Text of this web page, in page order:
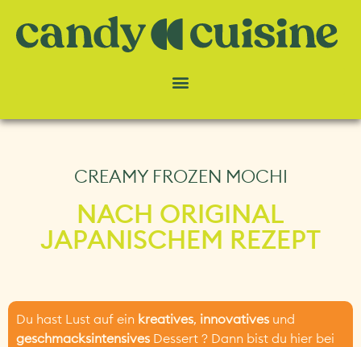
CREAMY FROZEN MOCHI
NACH ORIGINAL
JAPANISCHEM REZEPT
Du hast Lust auf ein kreatives, innovatives und
geschmacksintensives Dessert ? Dann bist du hier bei